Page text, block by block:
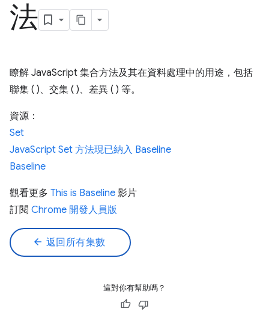
法
瞭解 JavaScript 集合方法及其在資料處理中的用途，包括
聯集 ( )、交集 ( )、差異 ( ) 等。
資源：
Set
JavaScript Set 方法現已納入 Baseline
Baseline
觀看更多 This is Baseline 影片
訂閱 Chrome 開發人員版
arrow_back 返回所有集數
這對你有幫助嗎？